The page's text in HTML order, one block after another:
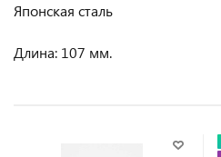
Японская сталь
Длина: 107 мм.